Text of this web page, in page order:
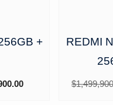
+
REDMI
$